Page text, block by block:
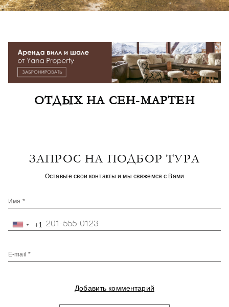
ОТДЫХ НА СЕН-МАРТЕН
ЗАПРОС НА ПОДБОР ТУРА
Оставьте свои контакты и мы свяжемся с Вами
Имя *
United+1
E-mail *
Добавить комментарий